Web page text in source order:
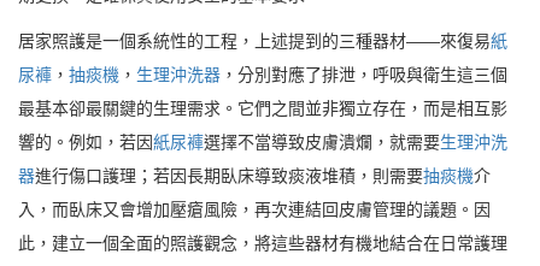
居家照護是一個系統性的工程，上述提到的三種器材——來復易紙
尿褲 ， 抽痰機 ， 生理沖洗器 ，分別對應了排泄，呼吸與衛生這三個
最基本卻最關鍵的生理需求。它們之間並非獨立存在，而是相互影
響的。例如，若因紙尿褲選擇不當導致皮膚潰爛，就需要生理沖洗
器進行傷口護理；若因長期臥床導致痰液堆積，則需要抽痰機介
入，而臥床又會增加壓瘡風險，再次連結回皮膚管理的議題。因
此，建立一個全面的照護觀念，將這些器材有機地結合在日常護理